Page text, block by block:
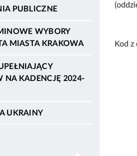
PUBLICZNE
WYBORY
MIASTA KRAKOWA
NA KADENCJĘ 2024-
UKRAINY
Kod z